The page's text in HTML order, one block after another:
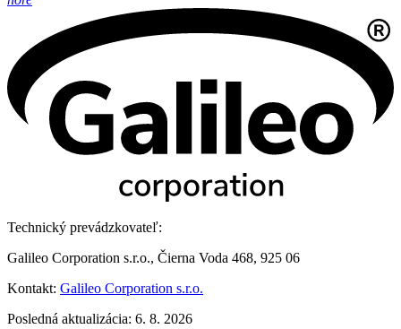
Technický prevádzkovateľ:
Galileo Corporation s.r.o., Čierna Voda 468, 925 06
Kontakt: Galileo Corporation s.r.o.
Posledná aktualizácia: 6. 8. 2026